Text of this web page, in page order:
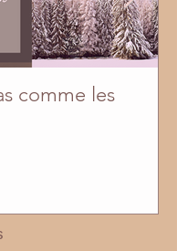
comme les